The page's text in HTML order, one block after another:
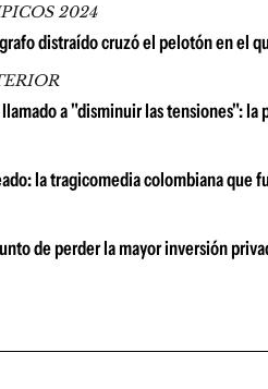
2024
distraído cruzó el pelotón en el
a "disminuir las tensiones": la
la tragicomedia colombiana que
de perder la mayor inversión